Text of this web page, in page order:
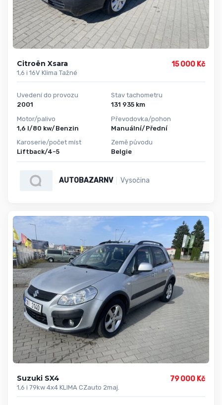
Citroën Xsara
1,6 i 16V Klima Tažné
15 000 Kč
Uvedení do provozu
2001
Motor/palivo
1,6 l/80 kw/Benzin
Karoserie/počet míst
Liftback/4-5
Stav tachometru
131 935 km
Převodovka/pohon
Manuální/Přední
Země původu
Belgie
AUTOBAZARNV Vysočina
Suzuki SX4
1,6 i 79kw 4x4 KLIMA CZauto 2maj.
79 000 Kč